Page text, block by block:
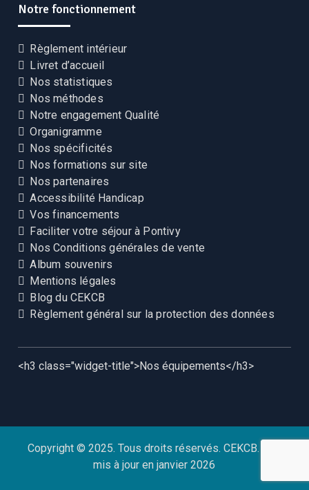
Notre fonctionnement
Règlement intérieur
Livret d’accueil
Nos statistiques
Nos méthodes
Notre engagement Qualité
Organigramme
Nos spécificités
Nos formations sur site
Nos partenaires
Accessibilité Handicap
Vos financements
Faciliter votre séjour à Pontivy
Nos Conditions générales de vente
Album souvenirs
Mentions légales
Blog du CEKCB
Règlement général sur la protection des données
<h3 class="widget-title">Nos équipements</h3>
Copyright © 2025. Tous droits réservés. CEKCB. Site
mis à jour en janvier 2026